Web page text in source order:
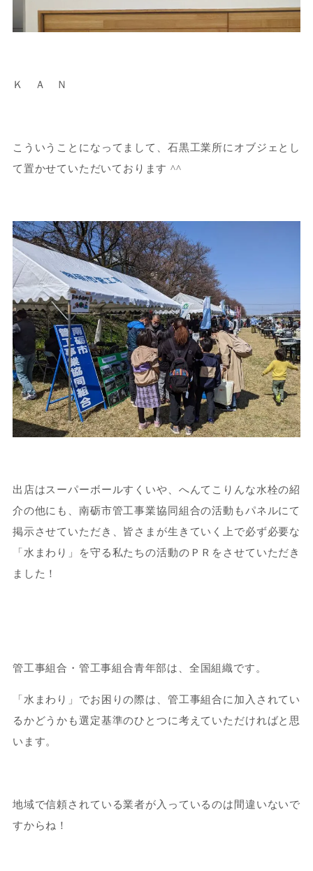
Ｋ Ａ Ｎ
こういうことになってまして、石黒工業所にオブジェとし
て置かせていただいております ^^
出店はスーパーボールすくいや、へんてこりんな水栓の紹
介の他にも、南砺市管工事業協同組合の活動もパネルにて
掲示させていただき、皆さまが生きていく上で必ず必要な
「水まわり」を守る私たちの活動のＰＲをさせていただき
ました！
管工事組合・管工事組合青年部は、全国組織です。
「水まわり」でお困りの際は、管工事組合に加入されてい
るかどうかも選定基準のひとつに考えていただければと思
います。
地域で信頼されている業者が入っているのは間違いないで
すからね！